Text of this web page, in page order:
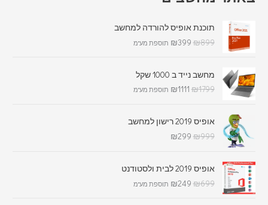
תוכנת אופיס להורדה למחשב
₪899
₪399 תוספת מע"מ
מחשב נייד ב 1000 שקל
₪1799
₪1111 תוספת מע"מ
אופיס 2019 רישון למחשב
₪999
₪299
אופיס 2019 לבית ולסטודנט
₪699
₪249 תוספת מע"מ